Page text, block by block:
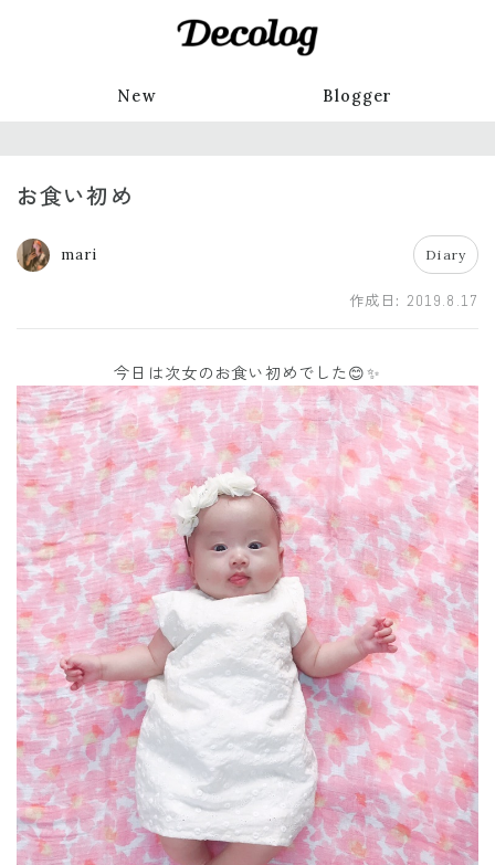
New Blogger
お食い初め
mari Diary
作成日: 2019.8.17
今日は次女のお食い初めでした😊✨